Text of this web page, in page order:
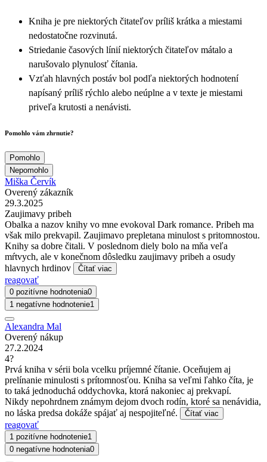
Kniha je pre niektorých čitateľov príliš krátka a miestami
nedostatočne rozvinutá.
Striedanie časových línií niektorých čitateľov mátalo a
narušovalo plynulosť čítania.
Vzťah hlavných postáv bol podľa niektorých hodnotení
napísaný príliš rýchlo alebo neúplne a v texte je miestami
priveľa krutosti a nenávisti.
Pomohlo vám zhrnutie?
Pomohlo
Nepomohlo
Miška Červík
Overený zákazník
29.3.2025
Zaujimavy pribeh
Obalka a nazov knihy vo mne evokoval Dark romance. Pribeh ma
však milo prekvapil. Zaujimavo prepletana minulost s pritomnostou.
Knihy sa dobre čitali. V poslednom diely bolo na mňa veľa
mŕtvych, ale v konečnom dôsledku zaujimavy pribeh a osudy
hlavnych hrdinov
Čítať viac
reagovať
0 pozitívne hodnotenia0
1 negatívne hodnotenie1
Alexandra Mal
Overený nákup
27.2.2024
4?
Prvá kniha v sérii bola vcelku príjemné čítanie. Oceňujem aj
prelínanie minulosti s prítomnosťou. Kniha sa veľmi ľahko číta, je
to taká jednoduchá oddychovka, ktorá nakoniec aj prekvapí.
Nikdy nepohrdnem známym dejom dvoch rodín, ktoré sa nenávidia,
no láska predsa dokáže spájať aj nespojiteľné.
Čítať viac
reagovať
1 pozitívne hodnotenie1
0 negatívne hodnotenia0